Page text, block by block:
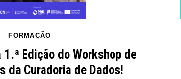
FORMAÇÃO
Edição do Workshop de
da Curadoria de Dados!